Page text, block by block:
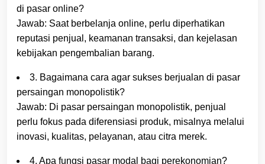
di pasar online?
Jawab: Saat berbelanja online, perlu diperhatikan
reputasi penjual, keamanan transaksi, dan kejelasan
kebijakan pengembalian barang.
3. Bagaimana cara agar sukses berjualan di pasar
persaingan monopolistik?
Jawab: Di pasar persaingan monopolistik, penjual
perlu fokus pada diferensiasi produk, misalnya melalui
inovasi, kualitas, pelayanan, atau citra merek.
4. Apa fungsi pasar modal bagi perekonomian?